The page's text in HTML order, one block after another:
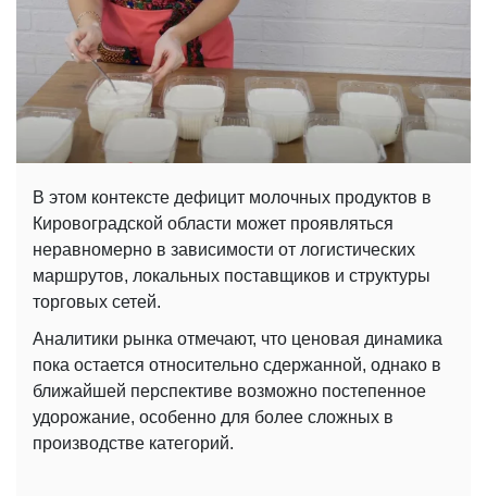
В этом контексте дефицит молочных продуктов в
Кировоградской области может проявляться
неравномерно в зависимости от логистических
маршрутов, локальных поставщиков и структуры
торговых сетей.
Аналитики рынка отмечают, что ценовая динамика
пока остается относительно сдержанной, однако в
ближайшей перспективе возможно постепенное
удорожание, особенно для более сложных в
производстве категорий.